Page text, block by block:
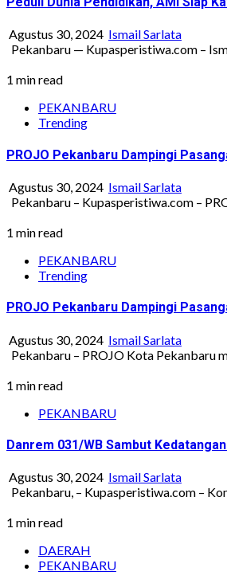
Agustus 30, 2024 Ismail Sarlata
Pekanbaru — Kupasperistiwa.com –
1 min read
PEKANBARU
Trending
PROJO Pekanbaru Dampingi
Agustus 30, 2024 Ismail Sarlata
Pekanbaru – Kupasperistiwa.com –
1 min read
PEKANBARU
Trending
PROJO Pekanbaru Dampingi
Agustus 30, 2024 Ismail Sarlata
Pekanbaru – PROJO Kota Pekanbaru
1 min read
PEKANBARU
Danrem 031/WB Sambut
Agustus 30, 2024 Ismail Sarlata
Pekanbaru, – Kupasperistiwa.com –
1 min read
DAERAH
PEKANBARU